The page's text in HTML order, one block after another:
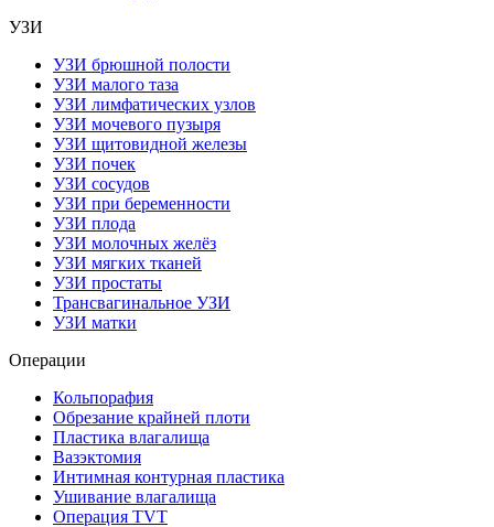
УЗИ
УЗИ брюшной полости
УЗИ малого таза
УЗИ лимфатических узлов
УЗИ мочевого пузыря
УЗИ щитовидной железы
УЗИ почек
УЗИ сосудов
УЗИ при беременности
УЗИ плода
УЗИ молочных желёз
УЗИ мягких тканей
УЗИ простаты
Трансвагинальное УЗИ
УЗИ матки
Операции
Кольпорафия
Обрезание крайней плоти
Пластика влагалища
Вазэктомия
Интимная контурная пластика
Ушивание влагалища
Операция TVT